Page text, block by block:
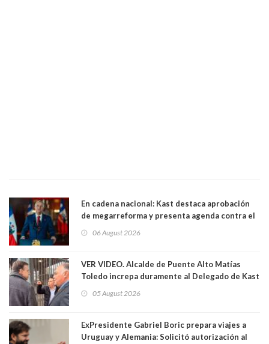
En cadena nacional: Kast destaca aprobación
de megarreforma y presenta agenda contra el
06 August 2026
VER VIDEO. Alcalde de Puente Alto Matías
Toledo increpa duramente al Delegado de Kast
delegado nuevamente arrancando"
05 August 2026
ExPresidente Gabriel Boric prepara viajes a
Uruguay y Alemania: Solicitó autorización al